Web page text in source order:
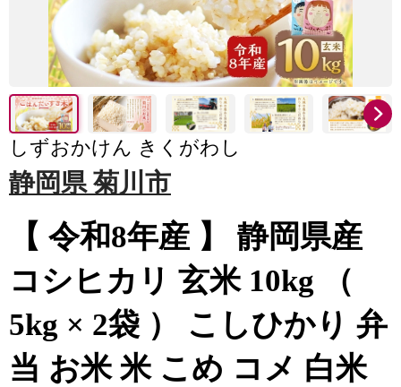
しずおかけん きくがわし
静岡県 菊川市
【 令和8年産 】 静岡県産
コシヒカリ 玄米 10kg （
5kg × 2袋 ） こしひかり 弁
当 お米 米 こめ コメ 白米